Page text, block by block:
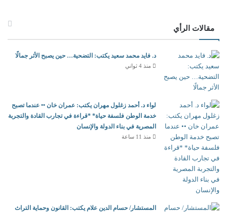
مقالات الرأي
د. فايد محمد سعيد يكتب: التضحية… حين يصبح الأثر جمالًا
منذ 4 ثواني
لواء د. أحمد زغلول مهران يكتب: عمران خان •• عندما تصبح
خدمة الوطن فلسفة حياة* *قراءة في تجارب القادة والتجربة
المصرية في بناء الدولة والإنسان
منذ 11 ساعة
المستشار/ حسام الدين علام يكتب: القانون وحماية التراث